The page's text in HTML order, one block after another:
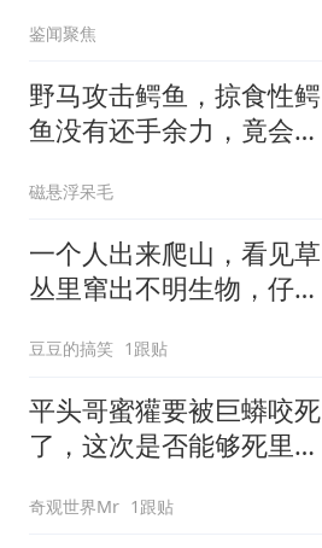
鉴闻聚焦
野马攻击鳄鱼，掠食性鳄
鱼没有还手余力，竟会发
磁悬浮呆毛
一个人出来爬山，看见草
丛里窜出不明生物，仔细
豆豆的搞笑 1跟贴
平头哥蜜獾要被巨蟒咬死
了，这次是否能够死里逃
奇观世界Mr 1跟贴